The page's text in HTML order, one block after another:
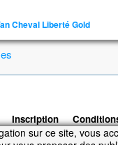
Cheval Liberté Gold
Inscription
© 2026 1cheval.com
sur ce site, vous